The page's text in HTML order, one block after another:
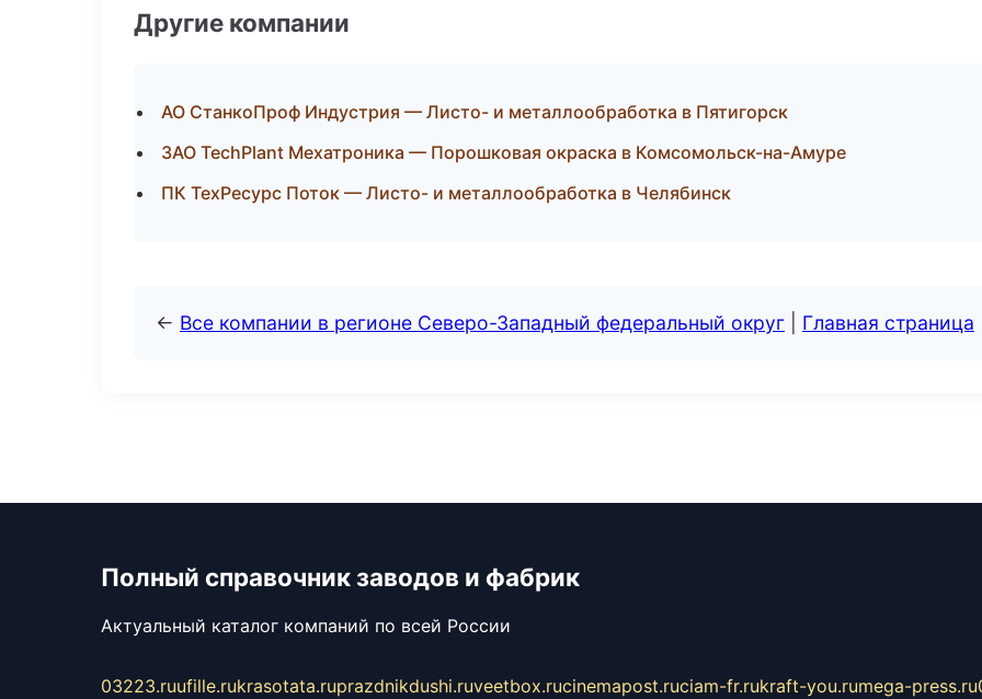
Другие компании
АО СтанкоПроф Индустрия — Листо- и металлообработка в Пятигорск
ЗАО TechPlant Мехатроника — Порошковая окраска в Комсомольск-на-Амуре
ПК ТехРесурс Поток — Листо- и металлообработка в Челябинск
← Все компании в регионе Северо-Западный федеральный округ Главная страница
Полный справочник заводов и фабрик
Актуальный каталог компаний по всей России
03223.ruufille.rukrasotata.ruprazdnikdushi.ruveetbox.rucinemapost.ruciam-fr.rukraft-you.rumega-press.ru